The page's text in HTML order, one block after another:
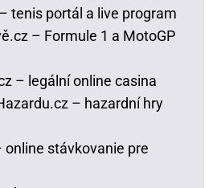
tenis portál a live program
– Formule 1 a MotoGP
– legální online casina
– hazardní hry
online stávkovanie pre